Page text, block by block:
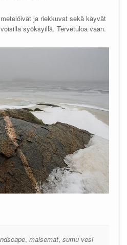
ja riekkuvat sekä käyvät
syöksyillä. Tervetuloa vaan.
, maisemat, sumu vesi